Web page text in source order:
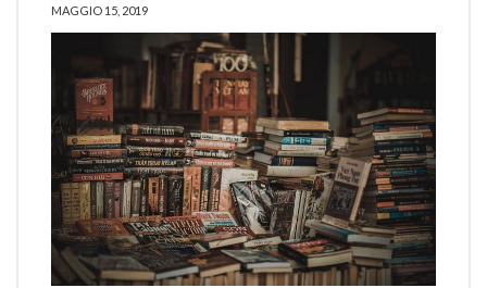
MAGGIO 15, 2019